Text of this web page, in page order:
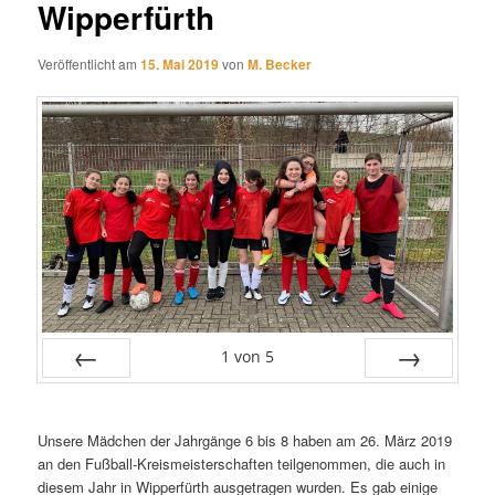
Wipperfürth
Veröffentlicht am15. Mai 2019vonM. Becker
1 von 5
Unsere Mädchen der Jahrgänge 6 bis 8 haben am 26. März 2019
an den Fußball-Kreismeisterschaften teilgenommen, die auch in
diesem Jahr in Wipperfürth ausgetragen wurden. Es gab einige